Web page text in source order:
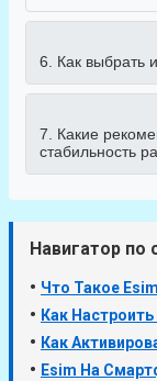
6. Как выбрать
7. Какие
стабильность
Навигатор по
• Что Такое Esim
• Как Настроить
• Как
• Esim На